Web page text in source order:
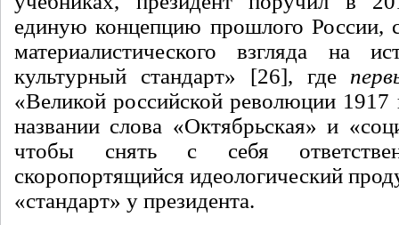
единую концепцию прошлого России,
материалистического взгляда на
культурный стандарт» [26], где
«Великой российской революции 1917
названии слова «Октябрьская» и
чтобы снять с себя
скоропортящийся идеологический
«стандарт» у президента.